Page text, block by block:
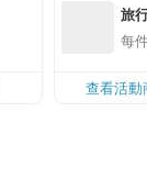
旅
每
查看活動